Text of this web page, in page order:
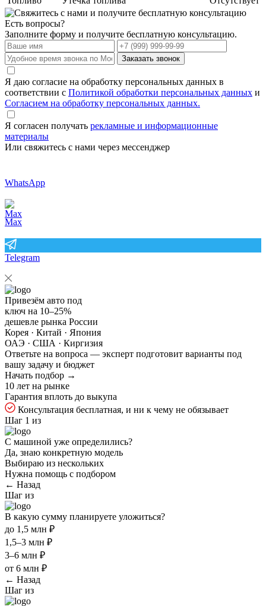
Есть вопросы?
Заполните форму и получите бесплатную консультацию.
Заказать звонок
Я даю согласие на обработку персональных данных в
соответствии с Политикой обработки персональных данных и
Согласием на обработку персональных данных.
Я согласен получать рекламные и информационные
материалы
Или свяжитесь с нами через мессенджер
WhatsApp
Max
Telegram
Привезём авто под
ключ на 10–25%
дешевле рынка России
Корея · Китай · Япония
ОАЭ · США · Киргизия
Ответьте на вопроса — эксперт подготовит варианты под
вашу задачу и бюджет
Начать подбор →
10 лет на рынке
Гарантия вплоть до выкупа
Консультация бесплатная, и ни к чему не обязывает
Шаг 1 из
С машиной уже определились?
Да, знаю конкретную модель
Выбираю из нескольких
Нужна помощь с подбором
← Назад
Шаг из
В какую сумму планируете уложиться?
до 1,5 млн ₽
1,5–3 млн ₽
3–6 млн ₽
от 6 млн ₽
← Назад
Шаг из